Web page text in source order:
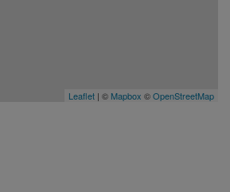
Leaflet | © Mapbox ©OpenStreetMap